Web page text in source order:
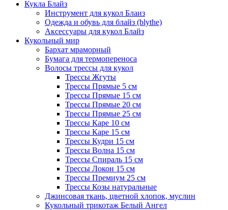
Кукла Блайз
Инструмент для кукол Блаиз
Одежда и обувь для блайз (blythe)
Аксессуары для кукол Блайз
Кукольный мир
Бархат мраморный
Бумага для термопереноса
Волосы трессы для кукол
Трессы Жгуты
Трессы Прямые 5 см
Трессы Прямые 15 см
Трессы Прямые 20 см
Трессы Прямые 25 см
Трессы Каре 10 см
Трессы Каре 15 см
Трессы Кудри 15 см
Трессы Волна 15 см
Трессы Спираль 15 см
Трессы Локон 15 см
Трессы Премиум 25 см
Трессы Козы натуральные
Джинсовая ткань, цветной хлопок, муслин
Кукольный трикотаж Белый Ангел